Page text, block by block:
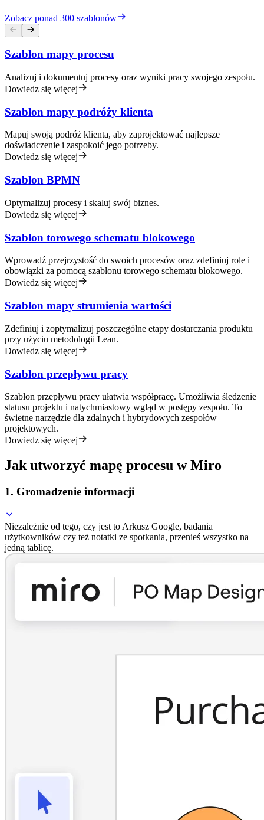
Zobacz ponad 300 szablonów
Szablon mapy procesu
Analizuj i dokumentuj procesy oraz wyniki pracy swojego zespołu.
Dowiedz się więcej
Szablon mapy podróży klienta
Mapuj swoją podróż klienta, aby zaprojektować najlepsze
doświadczenie i zaspokoić jego potrzeby.
Dowiedz się więcej
Szablon BPMN
Optymalizuj procesy i skaluj swój biznes.
Dowiedz się więcej
Szablon torowego schematu blokowego
Wprowadź przejrzystość do swoich procesów oraz zdefiniuj role i
obowiązki za pomocą szablonu torowego schematu blokowego.
Dowiedz się więcej
Szablon mapy strumienia wartości
Zdefiniuj i zoptymalizuj poszczególne etapy dostarczania produktu
przy użyciu metodologii Lean.
Dowiedz się więcej
Szablon przepływu pracy
Szablon przepływu pracy ułatwia współpracę. Umożliwia śledzenie
statusu projektu i natychmiastowy wgląd w postępy zespołu. To
świetne narzędzie dla zdalnych i hybrydowych zespołów
projektowych.
Dowiedz się więcej
Jak utworzyć mapę procesu w Miro
1. Gromadzenie informacji
Niezależnie od tego, czy jest to Arkusz Google, badania
użytkowników czy też notatki ze spotkania, przenieś wszystko na
jedną tablicę.